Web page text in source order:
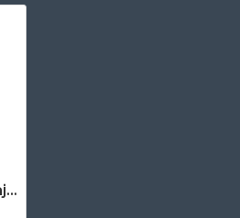
COOL AKRILNI Emajl za drvo I metal 0,65 lit – tamno braon 6